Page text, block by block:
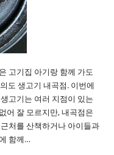
고기집 아기랑 함께 가도
도 생고기 내곡점. 이번에
고기는 여러 지점이 있는
어 잘 모르지만, 내곡점은
처를 산책하거나 아이들과
함께…